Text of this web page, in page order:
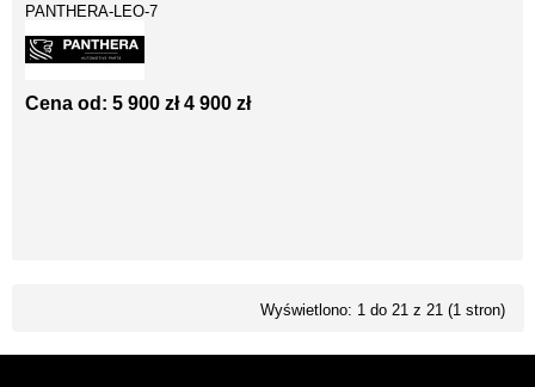
PANTHERA-LEO-7
Cena od: 5 900 zł 4 900 zł
Wyświetlono: 1 do 21 z 21 (1 stron)